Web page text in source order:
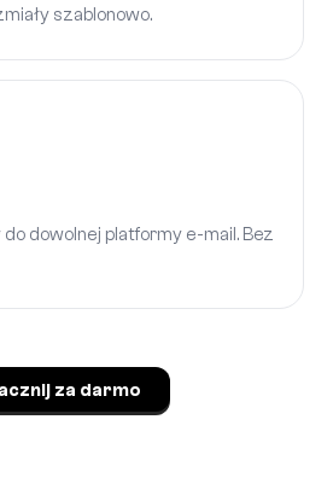
szablonowo.
dowolnej platformy e-mail. Bez
za darmo